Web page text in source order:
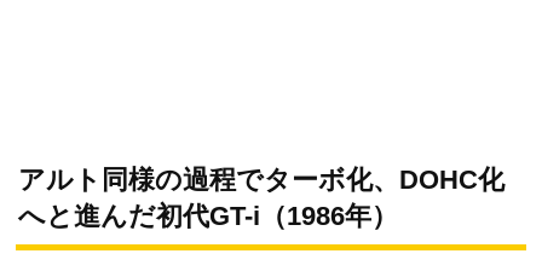
アルト同様の過程でターボ化、DOHC化
へと進んだ初代GT-i（1986年）